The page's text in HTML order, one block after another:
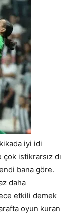
iyi idi
istikrarsız dı
bana göre.
daha
etkili demek
oyun kuran